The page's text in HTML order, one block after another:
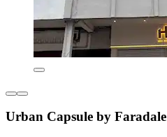
Urban Capsule by Faradale